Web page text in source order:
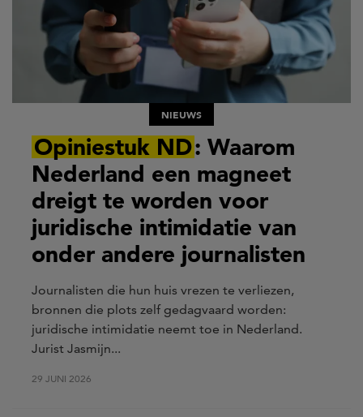
NIEUWS
Opiniestuk ND: Waarom
Nederland een magneet
dreigt te worden voor
juridische intimidatie van
onder andere journalisten
Journalisten die hun huis vrezen te verliezen,
bronnen die plots zelf gedagvaard worden:
juridische intimidatie neemt toe in Nederland.
Jurist Jasmijn...
29 JUNI 2026